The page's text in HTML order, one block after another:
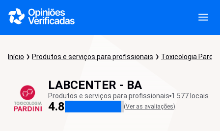
Início Produtos e serviços para profissionais Toxicologia Pardini
LABCENTER - BA
Produtos e serviços para profissionais 1.577 locais
4.8 (Ver as avaliações)